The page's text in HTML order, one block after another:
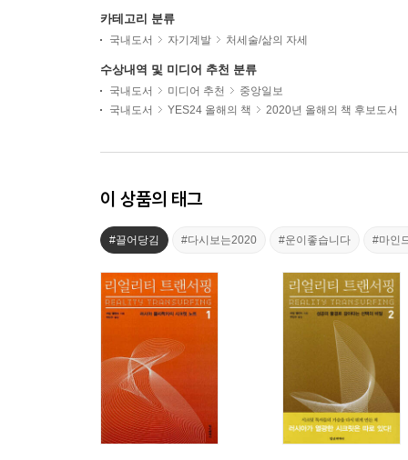
카테고리 분류
국내도서 자기계발 처세술/삶의 자세
수상내역 및 미디어 추천 분류
국내도서 미디어 추천
중앙일보
국내도서
YES24 올해의 책 2020년 올해의 책 후보도서
이 상품의 태그
#끌어당김 #다시보는2020 #운이좋습니다 #마인